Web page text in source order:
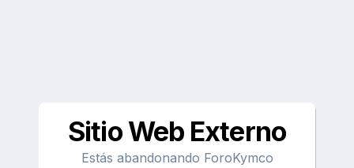
Sitio Web Externo
Estás abandonando ForoKymco